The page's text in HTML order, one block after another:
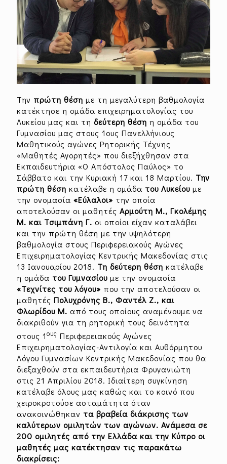
Την πρώτη θέση με τη μεγαλύτερη βαθμολογία
κατέκτησε η ομάδα επιχειρηματολογίας του
Λυκείου μας και τη δεύτερη θέση η ομάδα του
Γυμνασίου μας στους 1ους Πανελλήνιους
Μαθητικούς αγώνες Ρητορικής Τέχνης
«Μαθητές Αγορητές» που διεξήχθησαν στα
Εκπαιδευτήρια «Ο Απόστολος Παύλος» το
Σάββατο και την Κυριακή 17 και 18 Μαρτίου. Την
πρώτη θέση κατέλαβε η ομάδα του Λυκείου με
την ονομασία «Εύλαλοι» την οποία
αποτελούσαν οι μαθητές Αρμούτη Μ., Γκολέμης
Μ. και Τσιμπάνη Γ. οι οποίοι είχαν καταλάβει
και την πρώτη θέση με την υψηλότερη
βαθμολογία στους Περιφερειακούς Αγώνες
Επιχειρηματολογίας Κεντρικής Μακεδονίας στις
13 Ιανουαρίου 2018. Τη δεύτερη θέση κατέλαβε
η ομάδα του Γυμνασίου με την ονομασία
«Τεχνίτες του λόγου» που την αποτελούσαν οι
μαθητές Πολυχρόνης Β., Φαντέλ Ζ., και
Φλωρίδου Μ. από τους οποίους αναμένουμε να
διακριθούν για τη ρητορική τους δεινότητα
στους 1ους Περιφερειακούς Αγώνες
Επιχειρηματολογίας-Αντιλογία και Αυθόρμητου
Λόγου Γυμνασίων Κεντρικής Μακεδονίας που θα
διεξαχθούν στα εκπαιδευτήρια Φρυγανιώτη
στις 21 Απριλίου 2018. Ιδιαίτερη συγκίνηση
κατέλαβε όλους μας καθώς και το κοινό που
χειροκροτούσε ασταμάτητα όταν
ανακοινώθηκαν τα βραβεία διάκρισης των
καλύτερων ομιλητών των αγώνων. Ανάμεσα σε
200 ομιλητές από την Ελλάδα και την Κύπρο οι
μαθητές μας κατέκτησαν τις παρακάτω
διακρίσεις: